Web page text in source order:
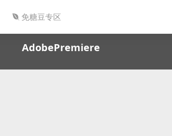
免糖豆专区
AdobePremiere